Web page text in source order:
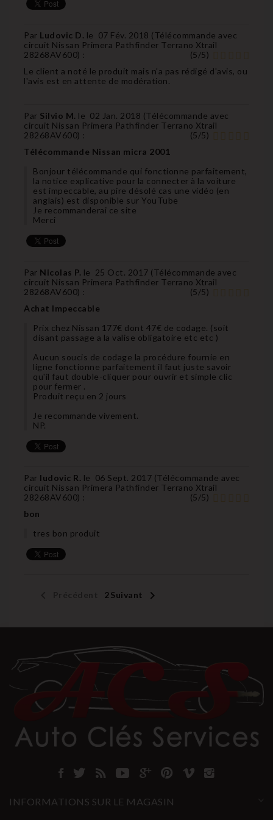
Par Ludovic D. le 07 Fév. 2018 (Télécommande avec
circuit Nissan Primera Pathfinder Terrano Xtrail
28268AV600) : (5/5)
Le client a noté le produit mais n'a pas rédigé d'avis, ou
l'avis est en attente de modération.
Par Silvio M. le 02 Jan. 2018 (Télécommande avec
circuit Nissan Primera Pathfinder Terrano Xtrail
28268AV600) : (5/5)
Télécommande Nissan micra 2001
Bonjour télécommande qui fonctionne parfaitement,
la notice explicative pour la connecter à la voiture
est impeccable, au pire désolé cas une vidéo (en
anglais) est disponible sur YouTube
Je recommanderai ce site
Merci
Par Nicolas P. le 25 Oct. 2017 (Télécommande avec
circuit Nissan Primera Pathfinder Terrano Xtrail
28268AV600) : (5/5)
Achat Impeccable
Prix chez Nissan 177€ dont 47€ de codage. (soit
disant passage a la valise obligatoire etc etc )
Aucun soucis de codage la procédure fournie en
ligne fonctionne parfaitement il faut juste savoir
qu'il faut double-cliquer pour ouvrir et simple clic
pour fermer .
Produit reçu en 2 jours
Je recommande vivement.
NP.
Par ludovic R. le 06 Sept. 2017 (Télécommande avec
circuit Nissan Primera Pathfinder Terrano Xtrail
28268AV600) : (5/5)
bon
tres bon produit
2Suivant 
INFORMATIONS SUR LE MAGASIN